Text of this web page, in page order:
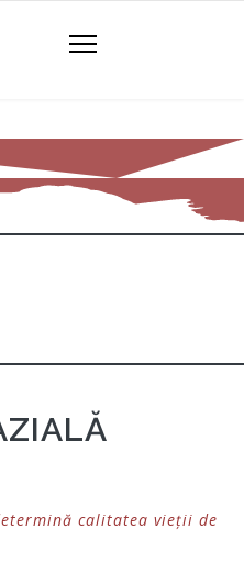
calitatea vieții de